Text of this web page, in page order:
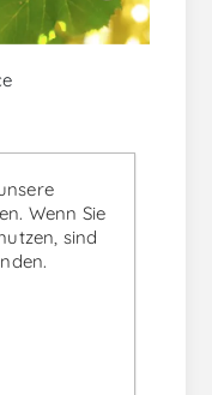
Pinot Gris,
Diese Sorte ist
in Frankreich
in Burgund
Wenn Sie
sind